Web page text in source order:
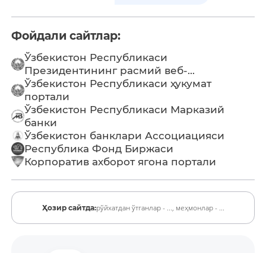
Фойдали сайтлар:
Ўзбекистон Республикаси
Президентининг расмий веб-...
Ўзбекистон Республикаси ҳукумат
портали
Ўзбекистон Республикаси Марказий
банки
Ўзбекистон банклари Ассоциацияси
Республика Фонд Биржаси
Корпоратив ахборот ягона портали
Ҳозир сайтда:рўйхатдан ўтганлар - ..., меҳмонлар - ...